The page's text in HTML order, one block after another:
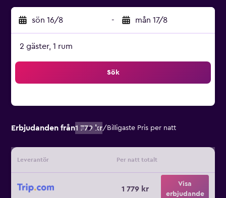
sön 16/8 - mån 17/8
2 gäster, 1 rum
Sök
Erbjudanden från1 779 kr/ Billigaste Pris per natt
Leverantör Per natt totalt
1 779 kr
Visa
erbjudande